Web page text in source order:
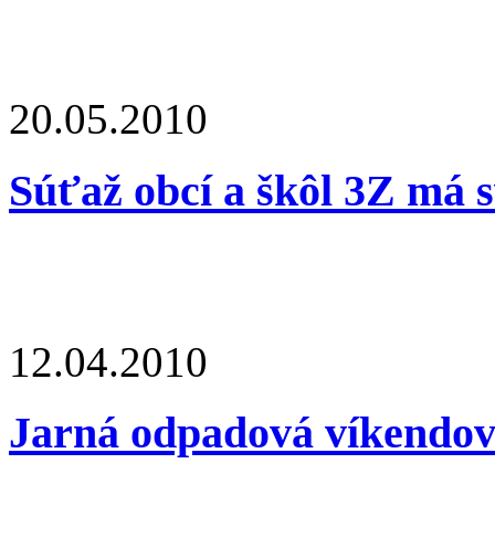
20.05.2010
Súťaž obcí a škôl 3Z má
12.04.2010
Jarná odpadová